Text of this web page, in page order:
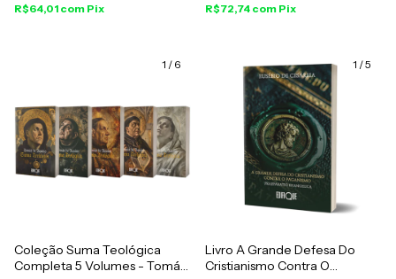
R$64,01 com Pix R$72,74 com Pix
1 / 6
Coleção Suma Teológica
Completa 5 Volumes - Tomás
1 /5
Livro A Grande Defesa Do
Cristianismo Contra O